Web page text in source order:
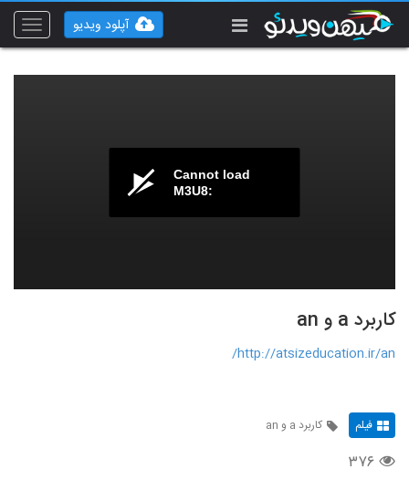
Toggle
آپلود ویدیو
Cannot load
M3U8:
کاربرد a و an
http://atsizeducation.ir/an/
فیلم کاربرد a و an
۳۷۶